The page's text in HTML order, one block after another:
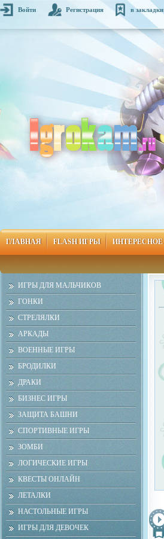
Войти Регистрация в закладки
ГЛАВНАЯ FLASH ИГРЫ ИНТЕРЕСНОЕ
ИГРЫ ДЛЯ МАЛЬЧИКОВ
ГОНКИ
СТРЕЛЯЛКИ
АРКАДЫ
ВОЕННЫЕ ИГРЫ
БРОДИЛКИ
ДРАКИ
БИЗНЕС ИГРЫ
ЗАЩИТА БАШНИ
СПОРТИВНЫЕ ИГРЫ
ЗОМБИ
ЛОГИЧЕСКИЕ ИГРЫ
КВЕСТЫ ОНЛАЙН
ЛЕТАЛКИ
НАСТОЛЬНЫЕ ИГРЫ
ИГРЫ ДЛЯ ДЕВОЧЕК